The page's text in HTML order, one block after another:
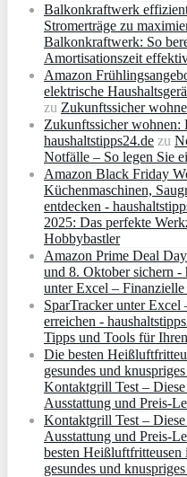
Balkonkraftwerk
Stromerträge zu
Balkonkraftwerk: So
Amortisationszeit
Amazon
elektrische
zu Zukunftssicher
Zukunftssicher
haushaltstipps24.de zu
Notfälle – So legen Sie
Amazon Black Friday
Küchenmaschinen,
entdecken -
2025: Das perfekte
Hobbybastler
Amazon Prime Deal
und 8. Oktober sichern -
unter Excel –
SparTracker unter
erreichen -
Tipps und Tools für
Die besten
gesundes und
Kontaktgrill Test –
Ausstattung und Preis-
Kontaktgrill Test –
Ausstattung und Preis-
besten
gesundes und